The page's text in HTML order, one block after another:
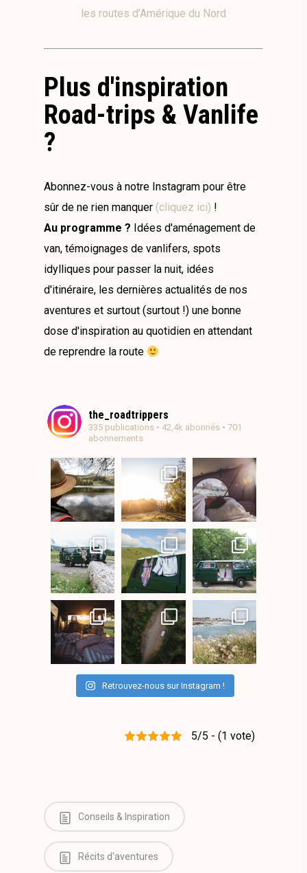
les routes d’Amérique du Nord
Plus d'inspiration
Road-trips & Vanlife
?
Abonnez-vous à notre Instagram pour être
sûr de ne rien manquer (cliquez ici) !
Au programme ? Idées d'aménagement de
van, témoignages de vanlifers, spots
idylliques pour passer la nuit, idées
d'itinéraire, les dernières actualités de nos
aventures et surtout (surtout !) une bonne
dose d'inspiration au quotidien en attendant
de reprendre la route
the_roadtrippers
335 publications • 42,4k abonnés • 701
abonnements
Retrouvez-nous sur Instagram !
5/5 - (1 vote)
Conseils & Inspiration
Récits d'aventures